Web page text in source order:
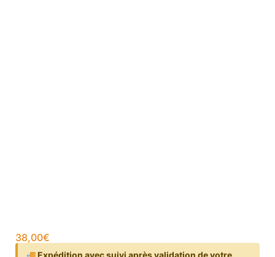
38,00€
🚚 Expédition avec suivi après validation de votre